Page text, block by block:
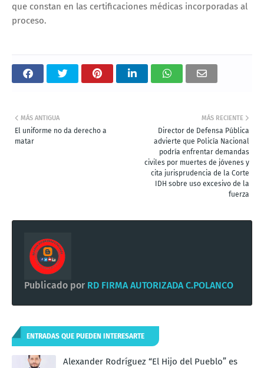
que constan en las certificaciones médicas incorporadas al
proceso.
MÁS RECIENTE
Director de Defensa Pública
advierte que Policía Nacional
podría enfrentar demandas
civiles por muertes de jóvenes y
cita jurisprudencia de la Corte
IDH sobre uso excesivo de la
fuerza
MÁS ANTIGUA
El uniforme no da derecho a
matar
Publicado por RD FIRMA AUTORIZADA C.POLANCO
ENTRADAS QUE PUEDEN INTERESARTE
Alexander Rodríguez “El Hijo del Pueblo” es